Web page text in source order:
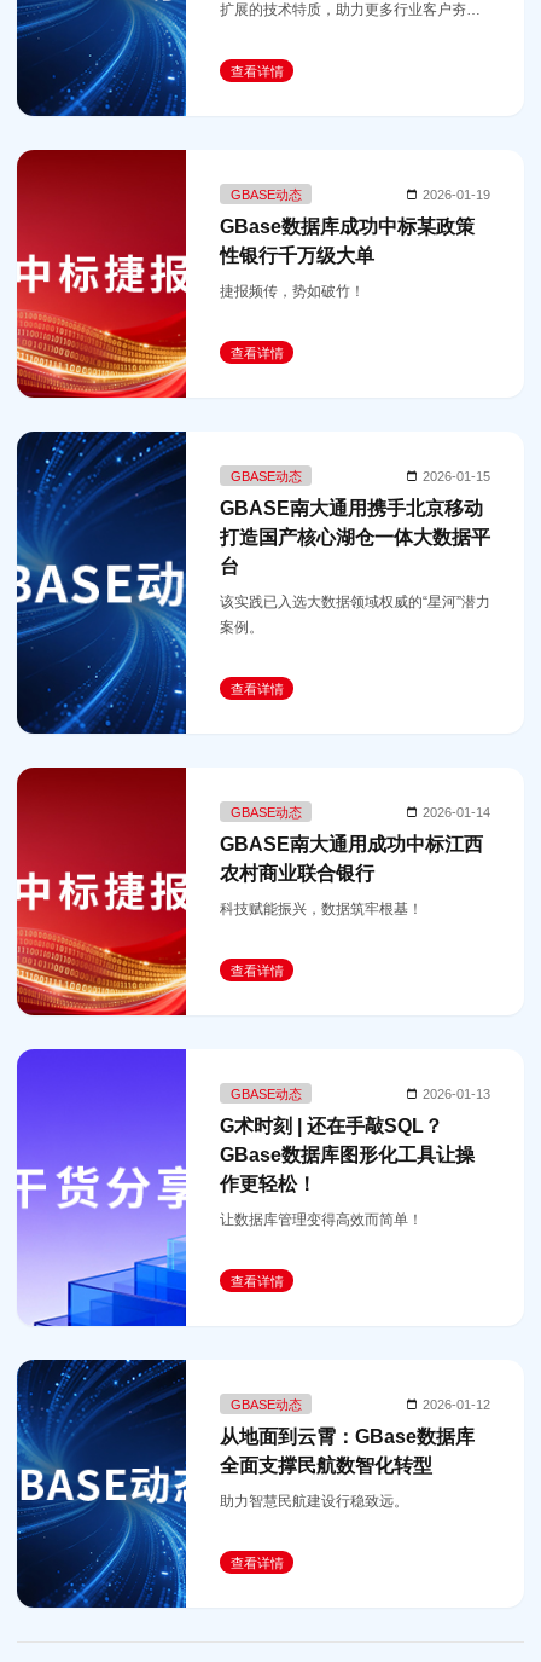
扩展的技术特质，助力更多行业客户夯实
查看详情
GBASE动态 2026-01-19
GBase数据库成功中标某政策
性银行千万级大单
捷报频传，势如破竹！
查看详情
GBASE动态 2026-01-15
GBASE南大通用携手北京移动
打造国产核心湖仓一体大数据平
台
该实践已入选大数据领域权威的“星河”潜力
案例。
查看详情
GBASE动态 2026-01-14
GBASE南大通用成功中标江西
农村商业联合银行
科技赋能振兴，数据筑牢根基！
查看详情
GBASE动态 2026-01-13
G术时刻 | 还在手敲SQL？
GBase数据库图形化工具让操
作更轻松！
让数据库管理变得高效而简单！
查看详情
GBASE动态 2026-01-12
从地面到云霄：GBase数据库
全面支撑民航数智化转型
助力智慧民航建设行稳致远。
查看详情